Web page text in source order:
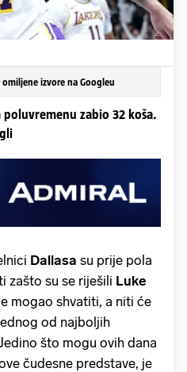
izvore na Googleu
poluvremenu zabio 32 koša.
Dallasa su prije pola
zašto su se riješili Luke
mogao shvatiti, a niti će
od najboljih
što mogu ovih dana
čudesne predstave, je